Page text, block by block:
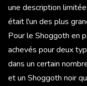
une description
était l'un des plus
Pour le Shoggoth en
achevés pour deux
dans un certain
et un Shoggoth noir